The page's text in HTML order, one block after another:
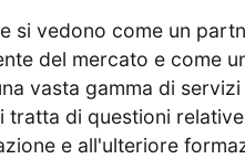
si vedono come un
del mercato e come
vasta gamma di
tratta di questioni
e all'ulteriore